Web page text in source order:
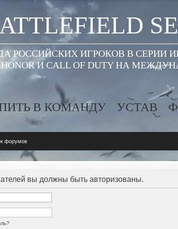
РОССИЙСКИХ ИГРОКОВ В СЕРИИ
HONOR И CALL OF DUTY НА
В КОМАНДУ УСТАВ
форумов
вы должны быть авторизованы.